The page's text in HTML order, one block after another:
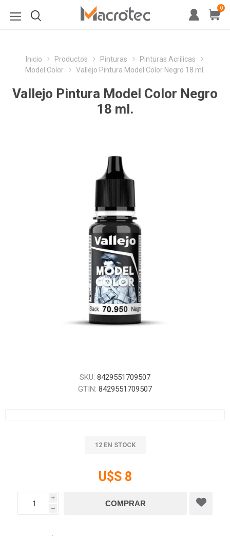
0
Inicio Productos Pinturas
Pinturas Acrílicas
Model Color
Vallejo Pintura Model Color Negro 18 ml.
Vallejo Pintura Model Color Negro
18 ml.
SKU: 8429551709507
GTIN: 8429551709507
12 EN STOCK
U$S 8
i
h